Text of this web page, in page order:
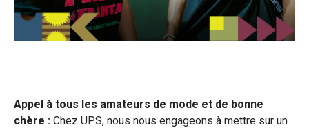
Appel à tous les amateurs de mode et de bonne
chère : Chez UPS, nous nous engageons à mettre sur un